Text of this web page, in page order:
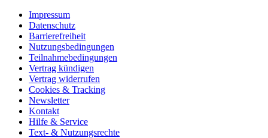
Impressum
Datenschutz
Barrierefreiheit
Nutzungsbedingungen
Teilnahmebedingungen
Vertrag kündigen
Vertrag widerrufen
Cookies & Tracking
Newsletter
Kontakt
Hilfe & Service
Text- & Nutzungsrechte